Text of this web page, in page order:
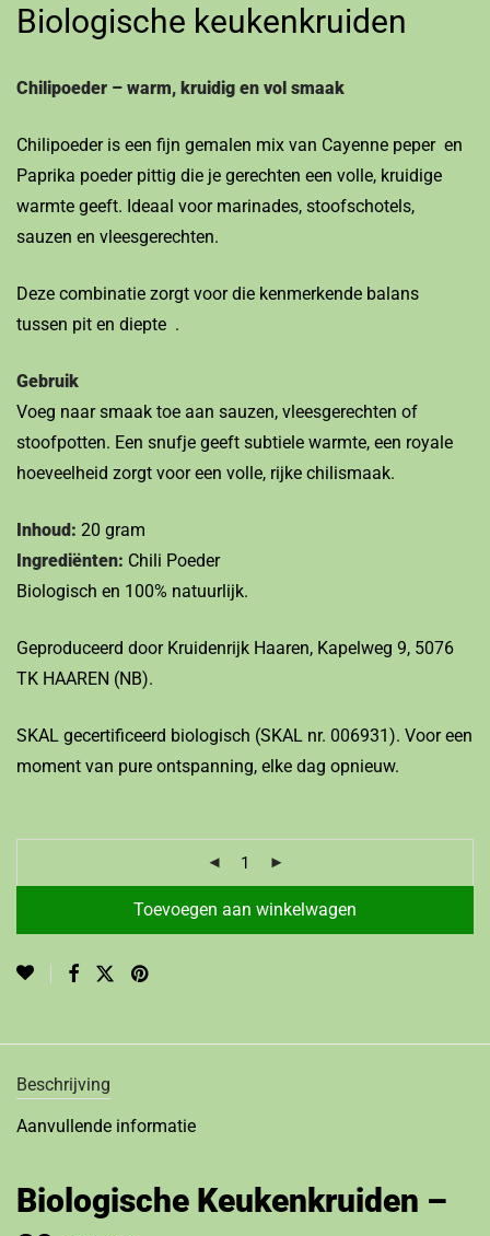
Biologische keukenkruiden
Chilipoeder – warm, kruidig en vol smaak
Chilipoeder is een fijn gemalen mix van Cayenne peper en
Paprika poeder pittig die je gerechten een volle, kruidige
warmte geeft. Ideaal voor marinades, stoofschotels,
sauzen en vleesgerechten.
Deze combinatie zorgt voor die kenmerkende balans
tussen pit en diepte .
Gebruik
Voeg naar smaak toe aan sauzen, vleesgerechten of
stoofpotten. Een snufje geeft subtiele warmte, een royale
hoeveelheid zorgt voor een volle, rijke chilismaak.
Inhoud: 20 gram
Ingrediënten: Chili Poeder
Biologisch en 100% natuurlijk.
Geproduceerd door Kruidenrijk Haaren, Kapelweg 9, 5076
TK HAAREN (NB).
SKAL gecertificeerd biologisch (SKAL nr. 006931). Voor een
moment van pure ontspanning, elke dag opnieuw.
Toevoegen aan winkelwagen
Beschrijving
Aanvullende informatie
Biologische Keukenkruiden –